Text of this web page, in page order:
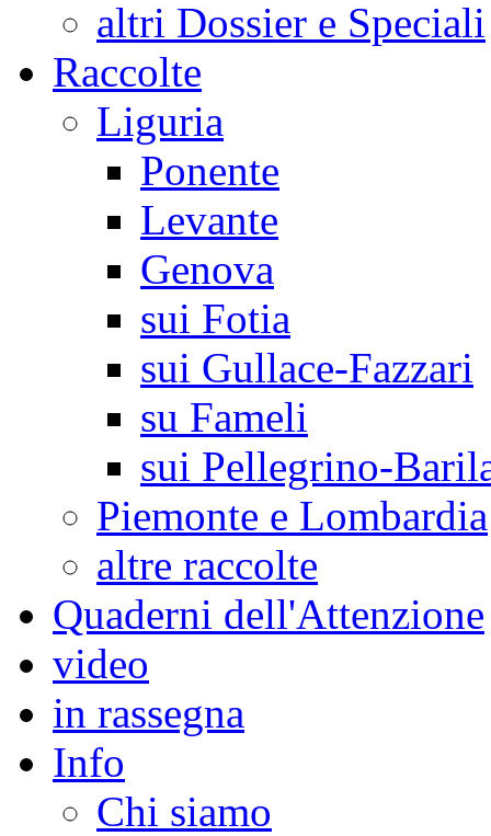
altri Dossier e Speciali
Raccolte
Liguria
Ponente
Levante
Genova
sui Fotia
sui Gullace-Fazzari
su Fameli
sui Pellegrino-
Piemonte e Lombardia
altre raccolte
Quaderni dell'Attenzione
video
in rassegna
Info
Chi siamo